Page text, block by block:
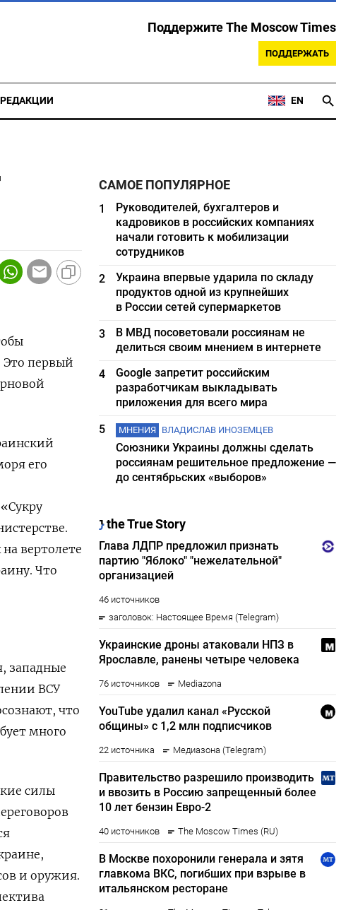
Поддержите The Moscow Times
ПОДДЕРЖАТЬ
EN
Это первый
его
вертолете
Что
западные
ВСУ
что
много
силы
и оружия.
САМОЕ ПОПУЛЯРНОЕ
1
Руководителей, бухгалтеров и
кадровиков в российских компаниях
начали готовить к мобилизации
сотрудников
2
Украина впервые ударила по складу
продуктов одной из крупнейших
в России сетей супермаркетов
3
В МВД посоветовали россиянам не
делиться своим мнением в интернете
4
Google запретит российским
разработчикам выкладывать
приложения для всего мира
5
МНЕНИЯ ВЛАДИСЛАВ ИНОЗЕМЦЕВ
Союзники Украины должны сделать
россиянам решительное предложение —
до сентябрьских «выборов»